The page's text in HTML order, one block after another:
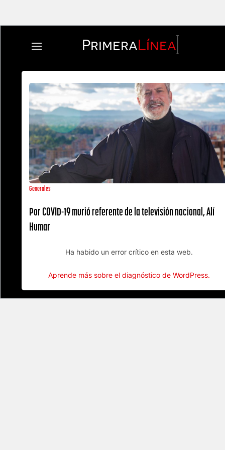
PrimeraLínea
Generales
Por COVID-19 murió referente de la televisión nacional, Alí
Humar
Ha habido un error crítico en esta web.
Aprende más sobre el diagnóstico de WordPress.